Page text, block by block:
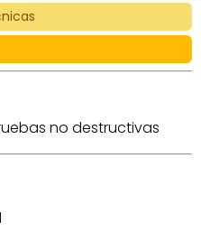
no destructivas